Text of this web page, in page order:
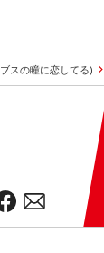
スの瞳に恋してる)